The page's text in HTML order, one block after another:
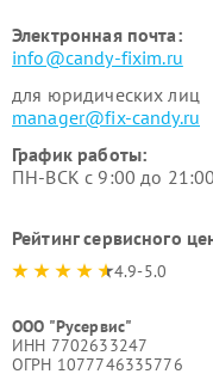
Электронная почта:
info@candy-fixim.ru
для юридических лиц
manager@fix-candy.ru
График работы:
ПН-ВСК с 9:00 до
Рейтинг сервисного
4.9-5.0
ООО "Русервис"
ИНН 7702633247
ОГРН 1077746335776